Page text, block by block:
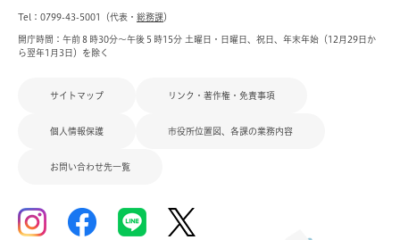
Tel：0799-43-5001（代表・ 総務課）
開庁時間：午前８時30分～午後５時15分 土曜日・日曜日、祝日、年末年始（12月29日か
ら翌年1月3日）を除く
サイトマップ リンク・著作権・免責事項
個人情報保護 市役所位置図、各課の業務内容
お問い合わせ先一覧